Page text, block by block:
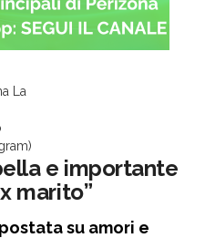
La
e importante
marito”
su amori e